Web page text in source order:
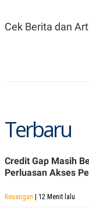
E
A
S
A
N
N
C
E
A
J
A
M
I
T
N
Cek Berita dan
Terbaru
Credit Gap Masih
Perluasan Akses
Keuangan | 12 Menit lalu